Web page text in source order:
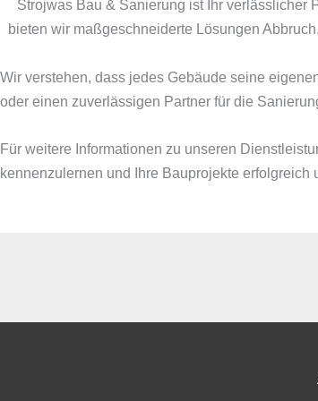
Strojwas Bau & Sanierung ist Ihr verlässlicher
bieten wir maßgeschneiderte Lösungen
Wir verstehen, dass jedes Gebäude seine
oder einen zuverlässigen Partner für die
Für weitere Informationen zu unseren
kennenzulernen und Ihre Bauprojekte